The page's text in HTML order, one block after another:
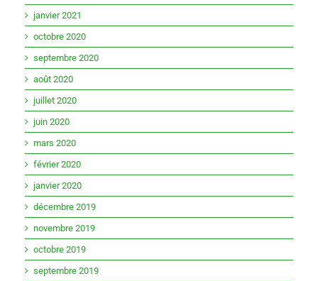
janvier 2021
octobre 2020
septembre 2020
août 2020
juillet 2020
juin 2020
mars 2020
février 2020
janvier 2020
décembre 2019
novembre 2019
octobre 2019
septembre 2019